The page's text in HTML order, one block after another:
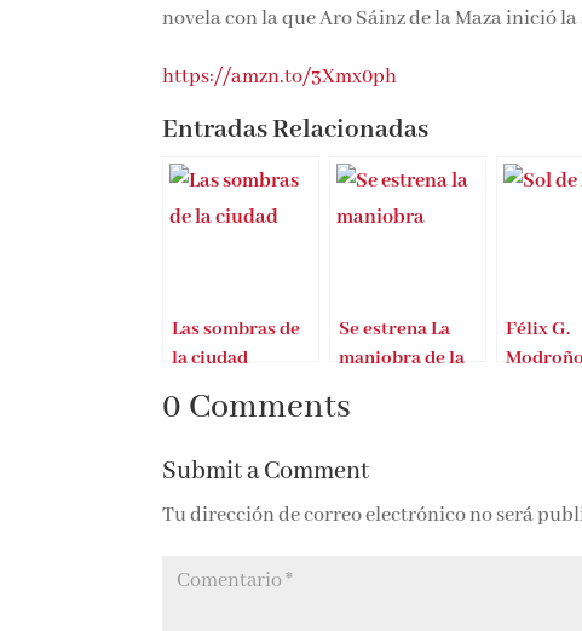
novela con la que Aro Sáinz de la Maza inició
https://amzn.to/3Xmx0ph
Entradas Relacionadas
Las sombras de
la ciudad
Se estrena La
maniobra de la
Félix G.
0 Comments
Submit a Comment
Tu dirección de correo electrónico no será